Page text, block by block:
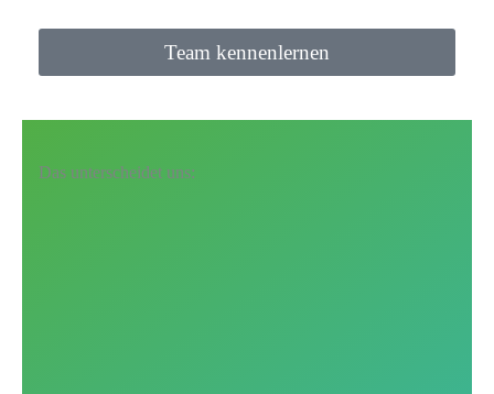
Team kennenlernen
Das unterscheidet uns: